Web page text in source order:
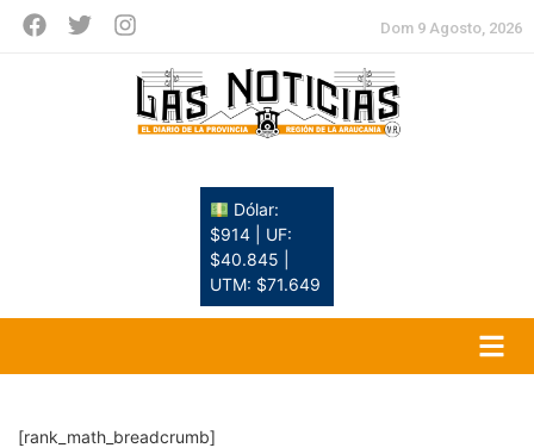
Dom 9 Agosto, 2026
Dólar:
$914 | UF:
$40.845 |
UTM: $71.649
[rank_math_breadcrumb]